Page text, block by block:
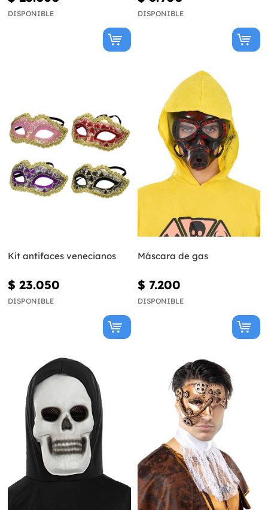
DISPONIBLE DISPONIBLE
Kit antifaces venecianos
$ 23.050
DISPONIBLE
Máscara de gas
$ 7.200
DISPONIBLE